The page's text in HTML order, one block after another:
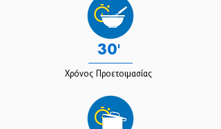
30'
Χρόνος Προετοιμασίας